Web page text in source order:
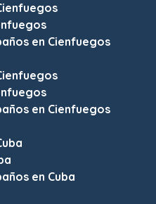
en Cienfuegos
en Cienfuegos
en Cuba